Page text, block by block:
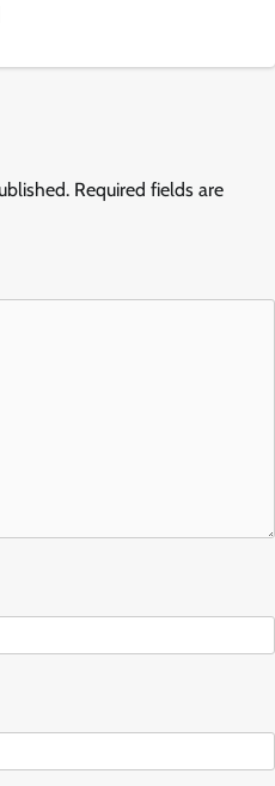
Required fields are